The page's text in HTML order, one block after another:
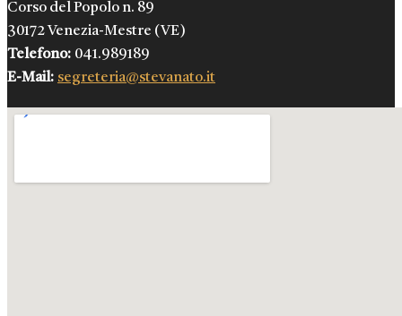
Corso del Popolo n. 89
30172 Venezia-Mestre (VE)
Telefono: 041.989189
E-Mail: segreteria@stevanato.it